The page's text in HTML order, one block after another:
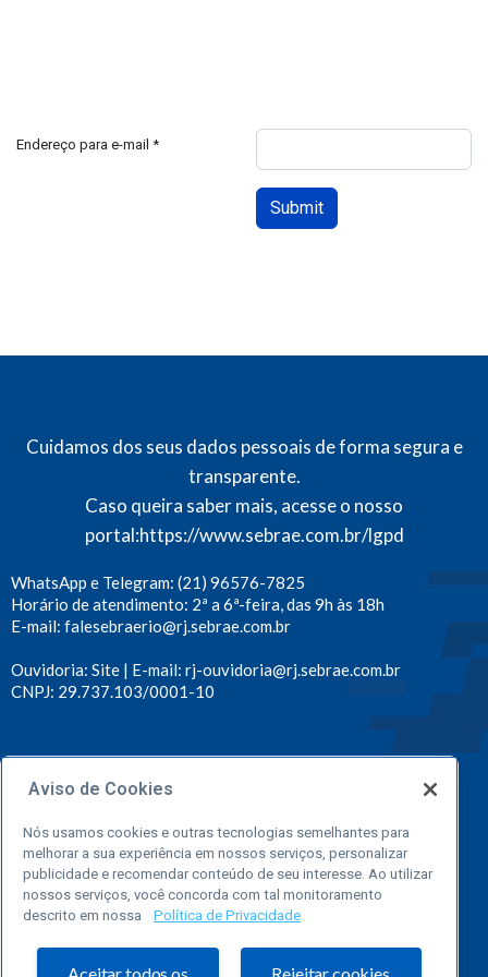
Endereço para e-mail *
Submit
Cuidamos dos seus dados pessoais de forma segura e
transparente.
Caso queira saber mais, acesse o nosso
portal:https://www.sebrae.com.br/lgpd
WhatsApp e Telegram: (21) 96576-7825
Horário de atendimento: 2ª a 6ª-feira, das 9h às 18h
E-mail: falesebraerio@rj.sebrae.com.br
Ouvidoria: Site | E-mail: rj-ouvidoria@rj.sebrae.com.br
CNPJ: 29.737.103/0001-10
Conecte-se ao Sebrae Rio
Portal
Sebrae
Loja
Online
Facebook
TwitterYoutube
Instagram
LinkedIn
Telegram
TikTok
Aviso de Cookies
Nós usamos cookies e outras tecnologias semelhantes para
melhorar a sua experiência em nossos serviços, personalizar
publicidade e recomendar conteúdo de seu interesse. Ao utilizar
nossos serviços, você concorda com tal monitoramento
descrito em nossa
Política de Privacidade